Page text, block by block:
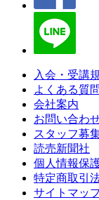
入会・受講
よくある質問
会社案内
お問い合わ
スタッフ募
読売新聞社
個人情報保
特定商取引
サイトマッ